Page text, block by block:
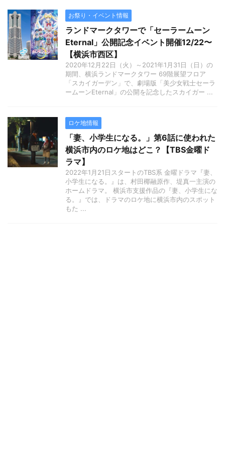
お祭り・イベント情報
ランドマークタワーで「セーラームーン
Eternal」公開記念イベント開催12/22〜
【横浜市西区】
2020年12月22日（火）～2021年1月31日（日）の
期間、横浜ランドマークタワー 69階展望フロア
「スカイガーデン」で、劇場版「美少女戦士セーラ
ームーンEternal」の公開を記念したスカイガー ...
ロケ地情報
「妻、小学生になる。」第6話に使われた
横浜市内のロケ地はどこ？【TBS金曜ド
ラマ】
2022年1月21日スタートのTBS系 金曜ドラマ『妻、
小学生になる。』は、村田椰融原作、堤真一主演の
ホームドラマ。 横浜市支援作品の『妻、小学生にな
る。』では、ドラマのロケ地に横浜市内のスポット
もた ...